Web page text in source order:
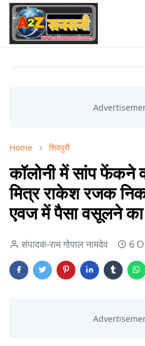
Home शिवपुरी
कॉलोनी में सांप फेंकने
मित्र राकेश रजक
एवज में पैसा वसूलने
संपादक-राम गोपाल नामदेव 6